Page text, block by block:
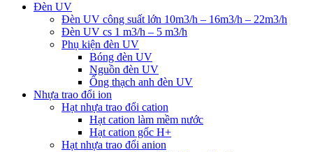
Đèn UV
Đèn UV công suất lớn 10m3/h – 16m3/h – 22m3/h
Đèn UV cs 1 m3/h – 5 m3/h
Phụ kiện đèn UV
Bóng đèn UV
Nguồn đèn UV
Ống thạch anh đèn UV
Nhựa trao đổi ion
Hạt nhựa trao đổi cation
Hạt cation làm mềm nước
Hạt cation gốc H+
Hạt nhựa trao đổi anion